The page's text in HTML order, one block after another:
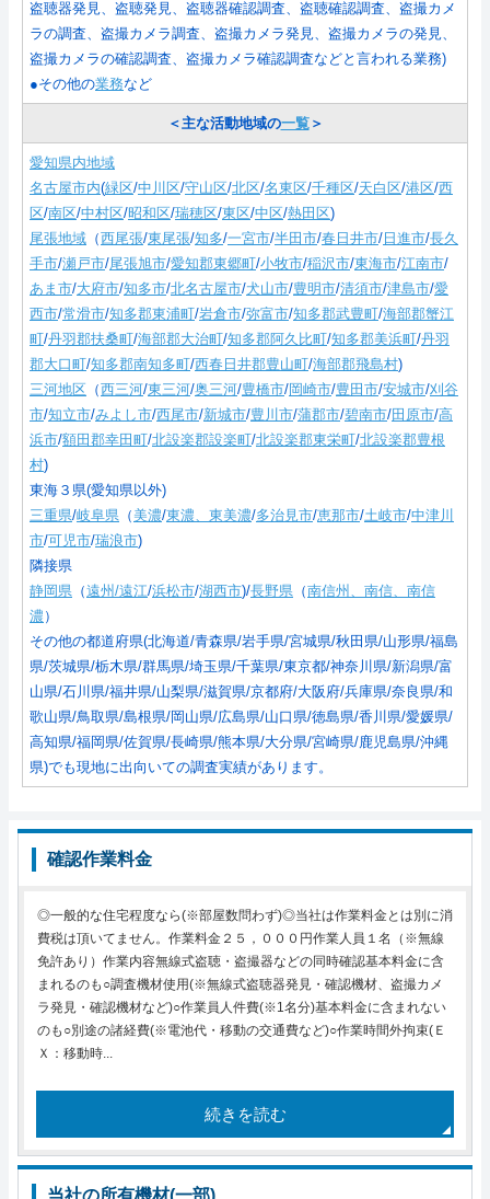
盗聴器発見、盗聴発見、盗聴器確認調査、盗聴確認調査、盗撮カメ
ラの調査、盗撮カメラ調査、盗撮カメラ発見、盗撮カメラの発見、
盗撮カメラの確認調査、盗撮カメラ確認調査などと言われる業務)
●その他の業務など
＜主な活動地域の一覧＞
愛知県内地域
名古屋市内(緑区/中川区/守山区/北区/名東区/千種区/天白区/港区/西
区/南区/中村区/昭和区/瑞穂区/東区/中区/熱田区)
尾張地域 （西尾張/東尾張/知多/一宮市/半田市/春日井市/ 日進市/長久
手市/瀬戸市/尾張旭市/愛知郡東郷町/小牧市/稲沢市/東海市/江南市/
あま市/大府市/知多市/北名古屋市/犬山市/豊明市/清須市/津島市/愛
西市/常滑市/知多郡東浦町/岩倉市/弥富市/知多郡武豊町/海部郡蟹江
町/丹羽郡扶桑町/海部郡大治町/知多郡阿久比町/知多郡美浜町/丹羽
郡大口町/知多郡南知多町/西春日井郡豊山町/海部郡飛島村)
三河地区 （西三河/東三河/奥三河/豊橋市/岡崎市/豊田市/安城市/刈谷
市/知立市/みよし市/西尾市/新城市/豊川市/蒲郡市/碧南市/田原市/高
浜市/額田郡幸田町/北設楽郡設楽町/北設楽郡東栄町/北設楽郡豊根
村)
東海３県(愛知県以外)
三重県/岐阜県 （美濃/東濃、東美濃/多治見市/恵那市/土岐市/中津川
市/可児市/瑞浪市)
隣接県
静岡県 （遠州/遠江/浜松市/湖西市)/長野県 （南信州、南信、南信
濃 ）
その他の都道府県(北海道/青森県/岩手県/宮城県/秋田県/山形県/福島
県/茨城県/栃木県/群馬県/埼玉県/千葉県/東京都/神奈川県/新潟県/富
山県/石川県/福井県/山梨県/滋賀県/京都府/大阪府/兵庫県/奈良県/和
歌山県/鳥取県/島根県/岡山県/広島県/山口県/徳島県/香川県/愛媛県/
高知県/福岡県/佐賀県/長崎県/熊本県/大分県/宮崎県/鹿児島県/沖縄
県)でも現地に出向いての調査実績があります。
確認作業料金
◎一般的な住宅程度なら(※部屋数問わず)◎当社は作業料金とは別に消
費税は頂いてません。作業料金２５，０００円作業人員１名（※無線
免許あり）作業内容無線式盗聴・盗撮器などの同時確認基本料金に含
まれるのも○調査機材使用(※無線式盗聴器発見・確認機材、盗撮カメ
ラ発見・確認機材など)○作業員人件費(※1名分)基本料金に含まれない
のも○別途の諸経費(※電池代・移動の交通費など)○作業時間外拘束(Ｅ
Ｘ：移動時...
続きを読む
当社の所有機材(一部)